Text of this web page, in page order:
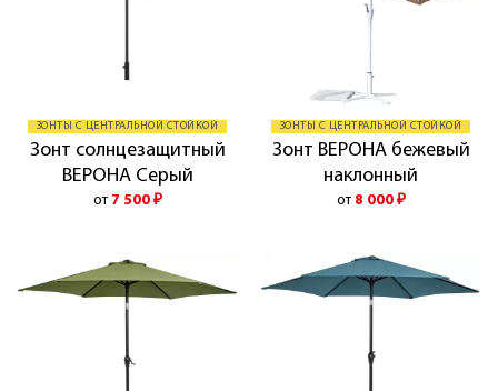
ЗОНТЫ С ЦЕНТРАЛЬНОЙ СТОЙКОЙ
Зонт солнцезащитный
ВЕРОНА Серый
от 7 500 ₽
ЗОНТЫ С ЦЕНТРАЛЬНОЙ СТОЙКОЙ
Зонт ВЕРОНА бежевый
наклонный
от 8 000 ₽